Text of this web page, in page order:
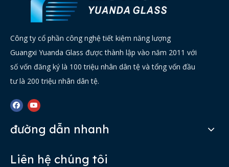
Công ty cổ phần công nghệ tiết kiệm năng lượng
Guangxi Yuanda Glass được thành lập vào năm 2011 với
số vốn đăng ký là 100 triệu nhân dân tệ và tổng vốn đầu
tư là 200 triệu nhân dân tệ.
đường dẫn nhanh
Liên hệ chúng tôi